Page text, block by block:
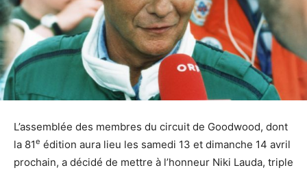
L’assemblée des membres du circuit de Goodwood, dont
la 81e édition aura lieu les samedi 13 et dimanche 14 avril
prochain, a décidé de mettre à l’honneur Niki Lauda, triple